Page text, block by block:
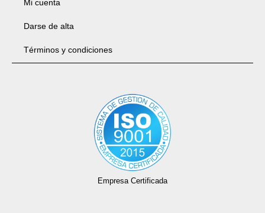
Mi cuenta
Darse de alta
Términos y condiciones
Empresa Certificada